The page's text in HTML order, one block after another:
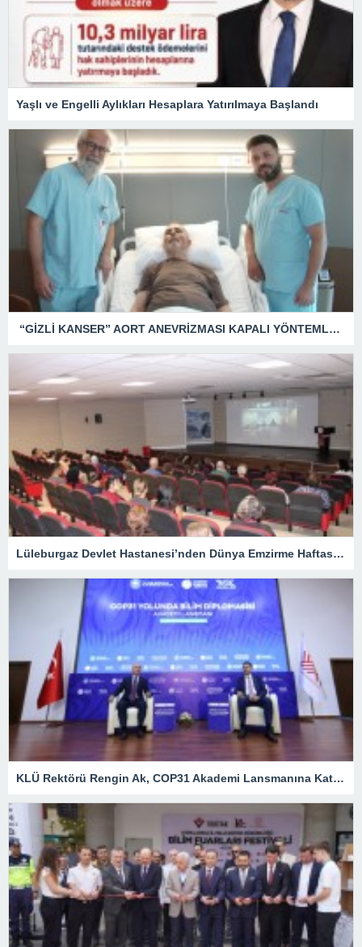
Yaşlı ve Engelli Aylıkları Hesaplara Yatırılmaya Başlandı
“GİZLİ KANSER” AORT ANEVRİZMASI KAPALI YÖNTEMLE TEDAVİ EDİLDİ
Lüleburgaz Devlet Hastanesi’nden Dünya Emzirme Haftası Katılımı
KLÜ Rektörü Rengin Ak, COP31 Akademi Lansmanına Katıldı